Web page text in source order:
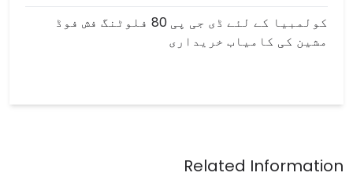
کولمبیا کے لئے ڈی جی پی 80 فلوٹنگ فش فوڈ
مشین کی کامیاب خریداری